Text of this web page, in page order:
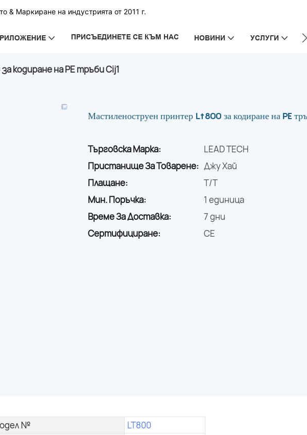
& Маркиране на индустрията от 2011 г.
ПРИСЪЕДИНЕТЕ СЕ КЪМ НАС НОВИНИ УСЛУГИ
кодиране на PE тръби Cij1
Мастиленоструен принтер Lt800 за кодиране на PE
Търговска Марка:
LEAD TECH
Пристанище За Товарене: Джу Хай
Плащане:
T/T
Мин. Поръчка:
1 единица
Време За Доставка:
7 дни
Сертифициране:
CE
№
LT800